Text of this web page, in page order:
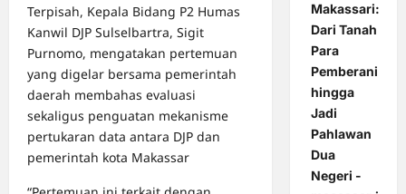
Terpisah, Kepala Bidang P2 Humas
Kanwil DJP Sulselbartra, Sigit
Purnomo, mengatakan pertemuan
yang digelar bersama pemerintah
daerah membahas evaluasi
sekaligus penguatan mekanisme
pertukaran data antara DJP dan
pemerintah kota Makassar
Makassari:
Dari Tanah
Para
Pemberani
hingga
Jadi
Pahlawan
Dua
Negeri -